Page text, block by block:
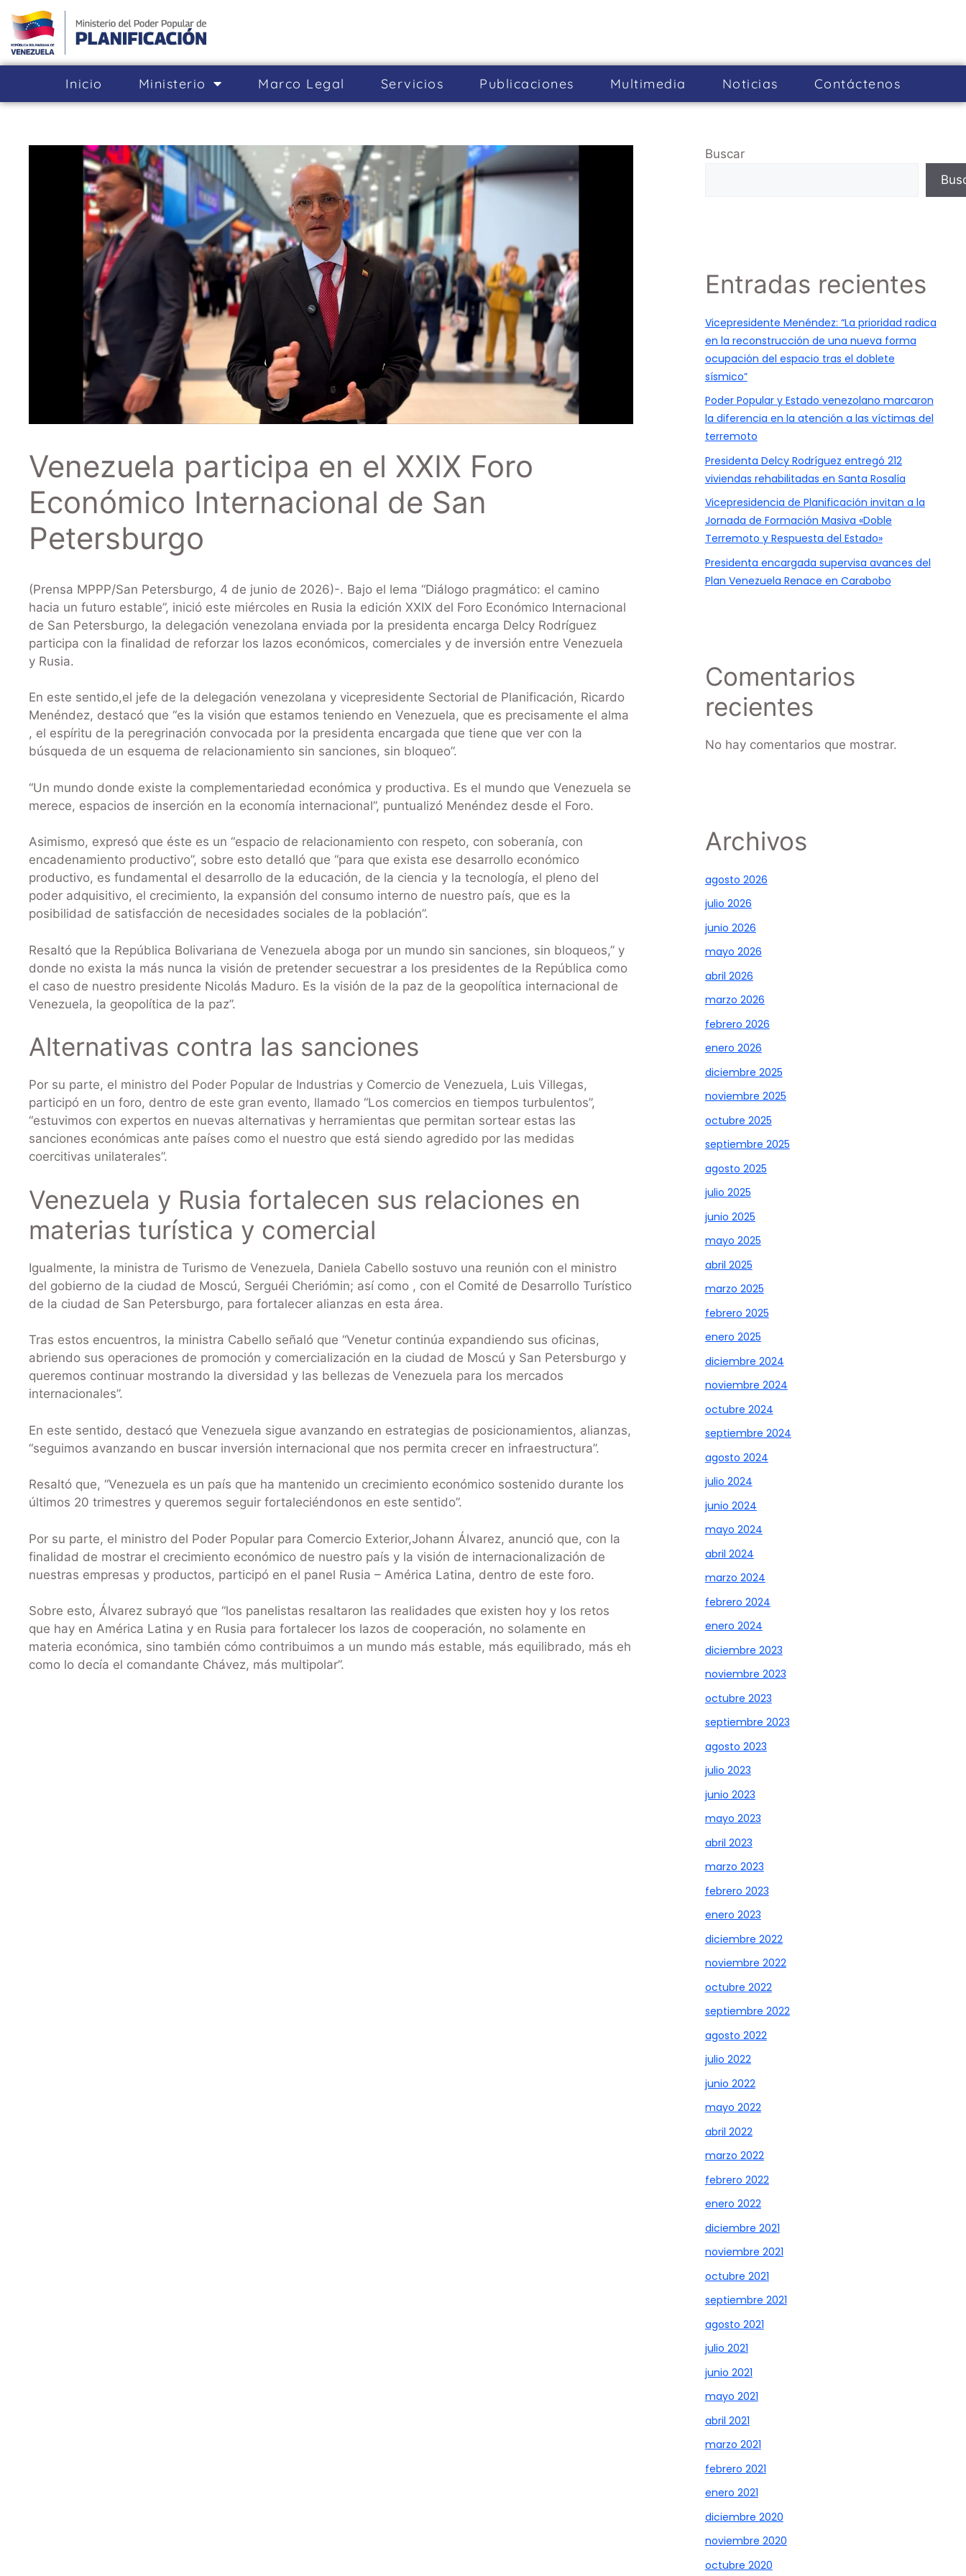
Inicio Ministerio Marco Legal Servicios Publicaciones Multimedia Noticias Cont­áctenos
Venezuela participa en el XXIX Foro
Económico Internacional de San
Petersburgo
(Prensa MPPP/San Petersburgo, 4 de junio de 2026)-. Bajo el lema “Diálogo pragmático: el camino
hacia un futuro estable”, inició este miércoles en Rusia la edición XXIX del Foro Económico Internacional
de San Petersburgo, la delegación venezolana enviada por la presidenta encarga Delcy Rodríguez
participa con la finalidad de reforzar los lazos económicos, comerciales y de inversión entre Venezuela
y Rusia.
En este sentido,el jefe de la delegación venezolana y vicepresidente Sectorial de Planificación, Ricardo
Menéndez, destacó que “es la visión que estamos teniendo en Venezuela, que es precisamente el alma
, el espíritu de la peregrinación convocada por la presidenta encargada que tiene que ver con la
búsqueda de un esquema de relacionamiento sin sanciones, sin bloqueo”.
“Un mundo donde existe la complementariedad económica y productiva. Es el mundo que Venezuela se
merece, espacios de inserción en la economía internacional”, puntualizó Menéndez desde el Foro.
Asimismo, expresó que éste es un “espacio de relacionamiento con respeto, con soberanía, con
encadenamiento productivo”, sobre esto detalló que “para que exista ese desarrollo económico
productivo, es fundamental el desarrollo de la educación, de la ciencia y la tecnología, el pleno del
poder adquisitivo, el crecimiento, la expansión del consumo interno de nuestro país, que es la
posibilidad de satisfacción de necesidades sociales de la población”.
Resaltó que la República Bolivariana de Venezuela aboga por un mundo sin sanciones, sin bloqueos,” y
donde no exista la más nunca la visión de pretender secuestrar a los presidentes de la República como
el caso de nuestro presidente Nicolás Maduro. Es la visión de la paz de la geopolítica internacional de
Venezuela, la geopolítica de la paz”.
Alternativas contra las sanciones
Por su parte, el ministro del Poder Popular de Industrias y Comercio de Venezuela, Luis Villegas,
participó en un foro, dentro de este gran evento, llamado “Los comercios en tiempos turbulentos”,
“estuvimos con expertos en nuevas alternativas y herramientas que permitan sortear estas las
sanciones económicas ante países como el nuestro que está siendo agredido por las medidas
coercitivas unilaterales”.
Venezuela y Rusia fortalecen sus relaciones en
materias turística y comercial
Igualmente, la ministra de Turismo de Venezuela, Daniela Cabello sostuvo una reunión con el ministro
del gobierno de la ciudad de Moscú, Serguéi Cheriómin; así como , con el Comité de Desarrollo Turístico
de la ciudad de San Petersburgo, para fortalecer alianzas en esta área.
Tras estos encuentros, la ministra Cabello señaló que “Venetur continúa expandiendo sus oficinas,
abriendo sus operaciones de promoción y comercialización en la ciudad de Moscú y San Petersburgo y
queremos continuar mostrando la diversidad y las bellezas de Venezuela para los mercados
internacionales”.
En este sentido, destacó que Venezuela sigue avanzando en estrategias de posicionamientos, alianzas,
“seguimos avanzando en buscar inversión internacional que nos permita crecer en infraestructura”.
Resaltó que, “Venezuela es un país que ha mantenido un crecimiento económico sostenido durante los
últimos 20 trimestres y queremos seguir fortaleciéndonos en este sentido”.
Por su parte, el ministro del Poder Popular para Comercio Exterior,Johann Álvarez, anunció que, con la
finalidad de mostrar el crecimiento económico de nuestro país y la visión de internacionalización de
nuestras empresas y productos, participó en el panel Rusia – América Latina, dentro de este foro.
Sobre esto, Álvarez subrayó que “los panelistas resaltaron las realidades que existen hoy y los retos
que hay en América Latina y en Rusia para fortalecer los lazos de cooperación, no solamente en
materia económica, sino también cómo contribuimos a un mundo más estable, más equilibrado, más eh
como lo decía el comandante Chávez, más multipolar”.
Buscar
Entradas recientes
Vicepresidente Menéndez: “La prioridad radica
en la reconstrucción de una nueva forma
ocupación del espacio tras el doblete
sísmico”
Poder Popular y Estado venezolano marcaron
la diferencia en la atención a las víctimas del
terremoto
Presidenta Delcy Rodríguez entregó 212
viviendas rehabilitadas en Santa Rosalía
Vicepresidencia de Planificación invitan a la
Jornada de Formación Masiva «Doble
Terremoto y Respuesta del Estado»
Presidenta encargada supervisa avances del
Plan Venezuela Renace en Carabobo
Comentarios
recientes
No hay comentarios que mostrar.
Archivos
agosto 2026
julio 2026
junio 2026
mayo 2026
abril 2026
marzo 2026
febrero 2026
enero 2026
diciembre 2025
noviembre 2025
octubre 2025
septiembre 2025
agosto 2025
julio 2025
junio 2025
mayo 2025
abril 2025
marzo 2025
febrero 2025
enero 2025
diciembre 2024
noviembre 2024
octubre 2024
septiembre 2024
agosto 2024
julio 2024
junio 2024
mayo 2024
abril 2024
marzo 2024
febrero 2024
enero 2024
diciembre 2023
noviembre 2023
octubre 2023
septiembre 2023
agosto 2023
julio 2023
junio 2023
mayo 2023
abril 2023
marzo 2023
febrero 2023
enero 2023
diciembre 2022
noviembre 2022
octubre 2022
septiembre 2022
agosto 2022
julio 2022
junio 2022
mayo 2022
abril 2022
marzo 2022
febrero 2022
enero 2022
diciembre 2021
noviembre 2021
octubre 2021
septiembre 2021
agosto 2021
julio 2021
junio 2021
mayo 2021
abril 2021
marzo 2021
febrero 2021
enero 2021
diciembre 2020
noviembre 2020
octubre 2020